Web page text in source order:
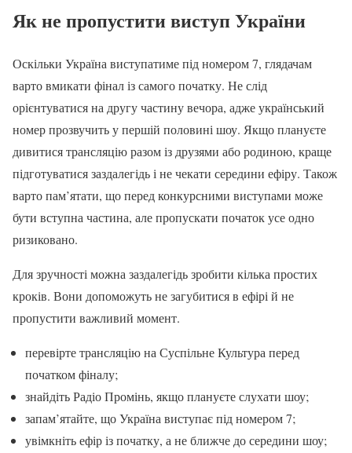
Як не пропустити виступ України
Оскільки Україна виступатиме під номером 7, глядачам
варто вмикати фінал із самого початку. Не слід
орієнтуватися на другу частину вечора, адже український
номер прозвучить у першій половині шоу. Якщо плануєте
дивитися трансляцію разом із друзями або родиною, краще
підготуватися заздалегідь і не чекати середини ефіру. Також
варто пам’ятати, що перед конкурсними виступами може
бути вступна частина, але пропускати початок усе одно
ризиковано.
Для зручності можна заздалегідь зробити кілька простих
кроків. Вони допоможуть не загубитися в ефірі й не
пропустити важливий момент.
перевірте трансляцію на Суспільне Культура перед
початком фіналу;
знайдіть Радіо Промінь, якщо плануєте слухати шоу;
запам’ятайте, що Україна виступає під номером 7;
увімкніть ефір із початку, а не ближче до середини шоу;